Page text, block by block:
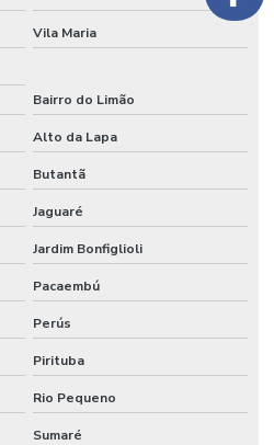
Vila Maria
Bairro do Limão
Alto da Lapa
Butantã
Jaguaré
Jardim Bonfiglioli
Pacaembú
Perús
Pirituba
Rio Pequeno
Sumaré